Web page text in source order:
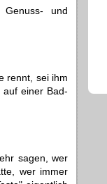
und
rennt, sei ihm
einer Bad-
sagen, wer
wer immer